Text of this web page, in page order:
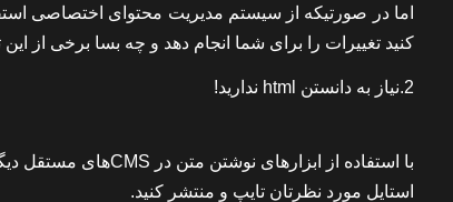
اما در صورتیکه از سیستم مدیریت محتوای اختصاصی
کنید تغییرات را برای شما انجام دهد و چه بسا برخی از
2.نیاز به دانستن html ندارید!
استایل مورد نظرتان تایپ و منتشر کنید.